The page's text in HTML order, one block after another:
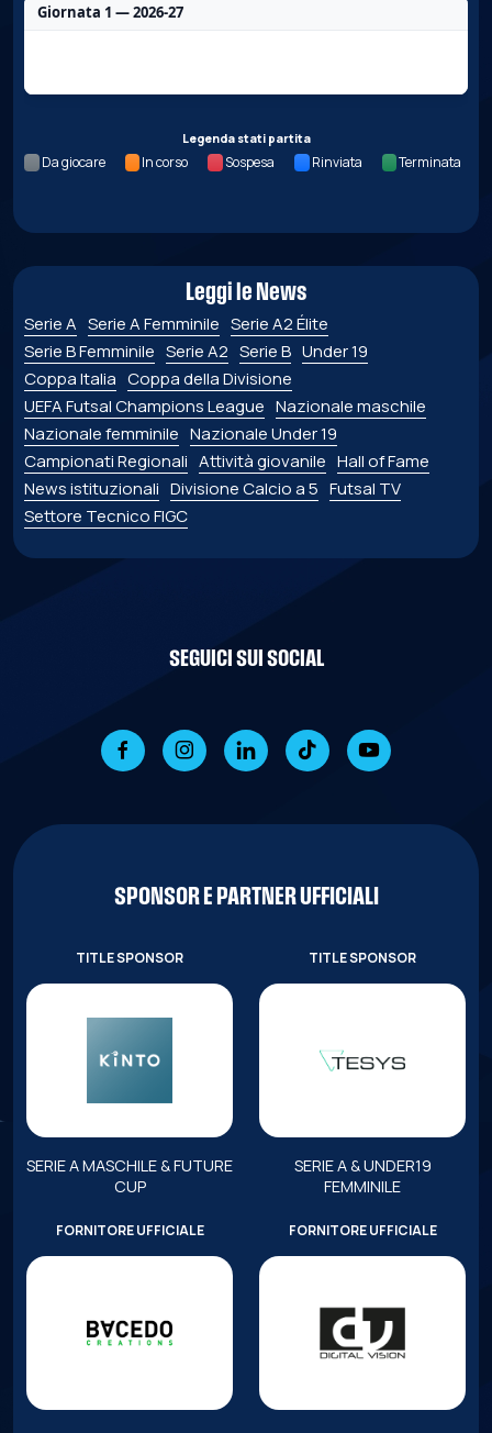
Giornata 1 — 2026-27
Legenda stati partita
Da giocare In corso Sospesa Rinviata Terminata
Leggi le News
Serie A Serie A Femminile Serie A2 Élite
Serie B Femminile Serie A2 Serie B Under 19
Coppa Italia Coppa della Divisione
UEFA Futsal Champions League Nazionale maschile
Nazionale femminile Nazionale Under 19
Campionati Regionali Attività giovanile Hall of Fame
News istituzionali Divisione Calcio a 5 Futsal TV
Settore Tecnico FIGC
SEGUICI SUI SOCIAL
SPONSOR E PARTNER UFFICIALI
TITLE SPONSOR
SERIE A MASCHILE & FUTURE
CUP
TITLE SPONSOR
SERIE A & UNDER19
FEMMINILE
FORNITORE UFFICIALE FORNITORE UFFICIALE